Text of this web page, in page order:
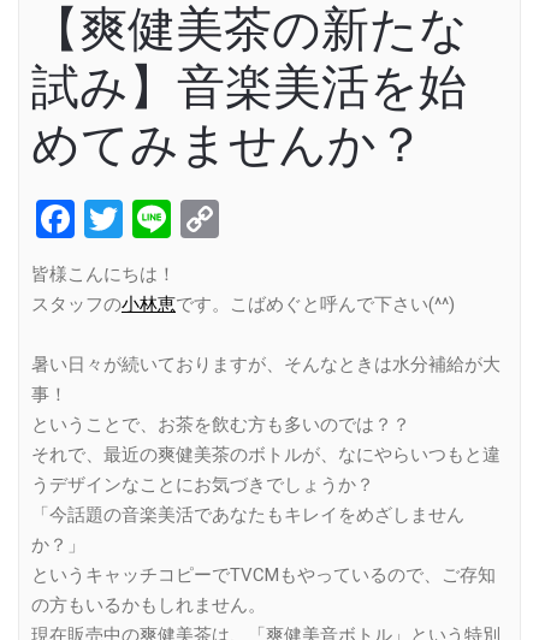
【爽健美茶の新たな
試み】音楽美活を始
めてみませんか？
Facebook
Twitter
Line
皆様こんにちは！
スタッフの小林恵です。こばめぐと呼んで下さい(^^)
暑い日々が続いておりますが、そんなときは水分補給が大
事！
ということで、お茶を飲む方も多いのでは？？
それで、最近の爽健美茶のボトルが、なにやらいつもと違
うデザインなことにお気づきでしょうか？
「今話題の音楽美活であなたもキレイをめざしません
か？」
というキャッチコピーでTVCMもやっているので、ご存知
の方もいるかもしれません。
現在販売中の爽健美茶は、「爽健美音ボトル」という特別